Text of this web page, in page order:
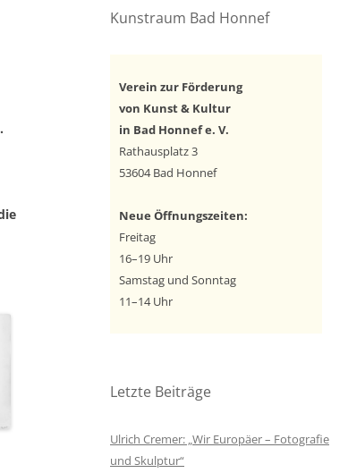
Kunstraum Bad Honnef
Verein zur Förderung
von Kunst & Kultur
in Bad Honnef e. V.
Rathausplatz 3
53604 Bad Honnef
Neue Öffnungszeiten:
Freitag
16–19 Uhr
Samstag und Sonntag
11–14 Uhr
Letzte Beiträge
Ulrich Cremer: „Wir Europäer – Fotografie
und Skulptur“